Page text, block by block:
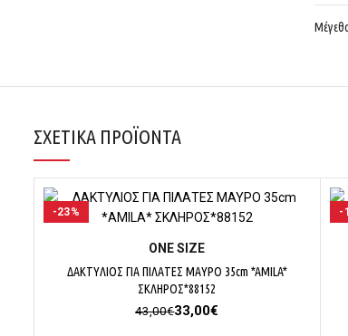
ΣΧΕΤΙΚΆ ΠΡΟΪΌΝΤΑ
-23%
ΕΠΙΛΟΓΉ
ΟΝΕ SΙΖΕ
ΔΑΚΤΥΛΙΟΣ ΓΙΑ ΠΙΛΑΤΕΣ ΜΑΥΡΟ 35cm *AMILA*
ΣΚΛΗΡΟΣ*88152
43,00€Original
33,00€
-